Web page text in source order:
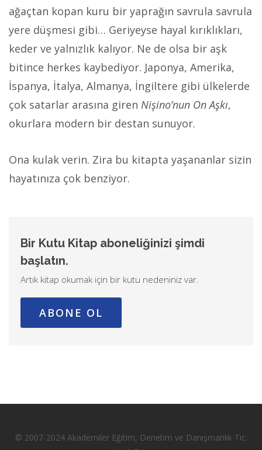
ağaçtan kopan kuru bir yaprağın savrula savrula
yere düşmesi gibi… Geriyeyse hayal kırıklıkları,
keder ve yalnızlık kalıyor. Ne de olsa bir aşk
bitince herkes kaybediyor. Japonya, Amerika,
İspanya, İtalya, Almanya, İngiltere gibi ülkelerde
çok satarlar arasına giren Nişino’nun On Aşkı,
okurlara modern bir destan sunuyor.
Ona kulak verin. Zira bu kitapta yaşananlar sizin
hayatınıza çok benziyor.
Bir Kutu Kitap aboneliğinizi şimdi
başlatın.
Artık kitap okumak için bir kutu nedeniniz var.
ABONE OL
© 2007-2024 Akademiler Eğitim, Denetim ve Danışmanlık Tic.